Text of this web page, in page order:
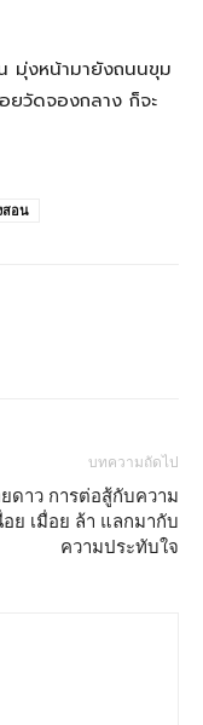
มุ่งหน้ามายังถนนขุม
ยวัดจองกลาง ก็จะ
สอน
บทความถัดไป
ดาว การต่อสู้กับความ
อย เมื่อย ล้า แลกมากับ
ความประทับใจ